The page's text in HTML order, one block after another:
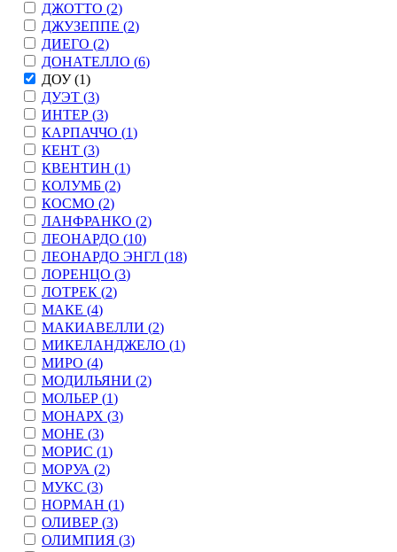
ДЖОТТО (2)
ДЖУЗЕППЕ (2)
ДИЕГО (2)
ДОНАТЕЛЛО (6)
ДОУ (1)
ДУЭТ (3)
ИНТЕР (3)
КАРПАЧЧО (1)
КЕНТ (3)
КВЕНТИН (1)
КОЛУМБ (2)
КОСМО (2)
ЛАНФРАНКО (2)
ЛЕОНАРДО (10)
ЛЕОНАРДО ЭНГЛ (18)
ЛОРЕНЦО (3)
ЛОТРЕК (2)
МАКЕ (4)
МАКИАВЕЛЛИ (2)
МИКЕЛАНДЖЕЛО (1)
МИРО (4)
МОДИЛЬЯНИ (2)
МОЛЬЕР (1)
МОНАРХ (3)
МОНЕ (3)
МОРИС (1)
МОРУА (2)
МУКС (3)
НОРМАН (1)
ОЛИВЕР (3)
ОЛИМПИЯ (3)